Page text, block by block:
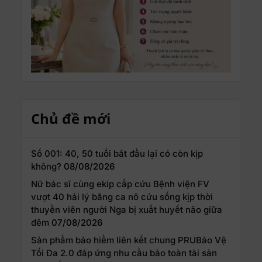
Chủ đề mới
Số 001: 40, 50 tuổi bắt đầu lại có còn kịp
không? 08/08/2026
Nữ bác sĩ cùng ekip cấp cứu Bệnh viện FV
vượt 40 hải lý bằng ca nô cứu sống kịp thời
thuyền viên người Nga bị xuất huyết não giữa
đêm 07/08/2026
Sản phẩm bảo hiểm liên kết chung PRUBảo Vệ
Tối Đa 2.0 đáp ứng nhu cầu bảo toàn tài sản